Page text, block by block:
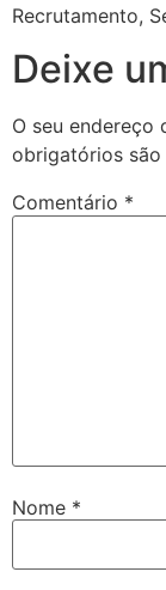
Recrutamento,
Deixe
O seu endereço
obrigatórios
Comentário *
Nome *